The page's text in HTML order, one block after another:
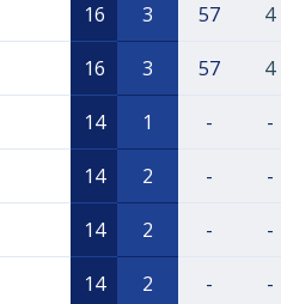
16 3 57 4
16 3 57 4
14 1 - -
14 2 - -
14 2 - -
14 2 - -